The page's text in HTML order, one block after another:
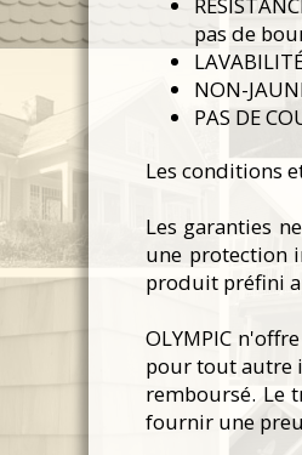
pas de
NON-
PAS DE
Les conditions
Les garanties
une protection
produit préfini
OLYMPIC
pour tout autre
remboursé. Le
fournir une